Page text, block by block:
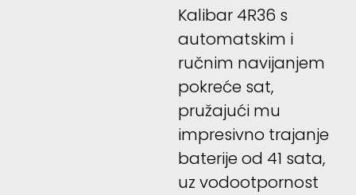
Kalibar 4R36 s
automatskim i
ručnim navijanjem
pokreće sat,
pružajući mu
impresivno trajanje
baterije od 41 sata,
uz vodootpornost